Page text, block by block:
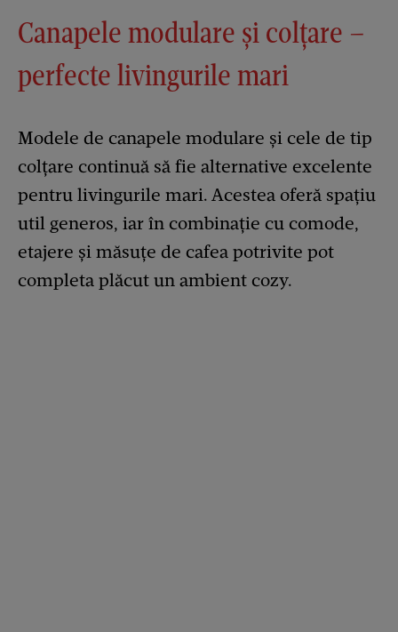
Canapele modulare şi colţare –
perfecte livingurile mari
Modele de canapele modulare şi cele de tip
colţare continuă să fie alternative excelente
pentru livingurile mari. Acestea oferă spațiu
util generos, iar în combinaţie cu comode,
etajere şi măsuţe de cafea potrivite pot
completa plăcut un ambient cozy.